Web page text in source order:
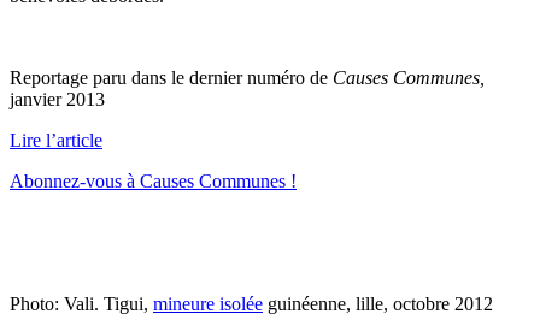
Reportage paru dans le dernier numéro de Causes Communes,
janvier 2013
Lire l’article
Abonnez-vous à Causes Communes !
Photo: Vali. Tigui, mineure isolée guinéenne, lille, octobre 2012